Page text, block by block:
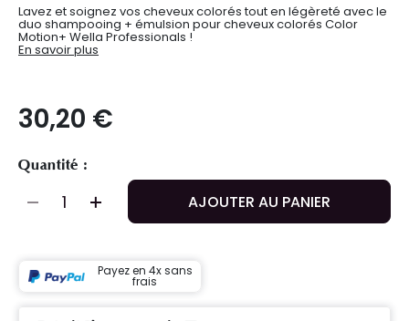
Lavez et soignez vos cheveux colorés tout en légèreté avec le
duo shampooing + émulsion pour cheveux colorés Color
Motion+ Wella Professionals !
En savoir plus
30,20 €
Quantité :
AJOUTER AU PANIER
Payez en 4x sans
frais